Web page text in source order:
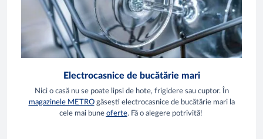
Electrocasnice de bucătărie mari
Nici o casă nu se poate lipsi de hote, frigidere sau cuptor. În
magazinele METROgăsești electrocasnice de bucătărie mari la
cele mai bune oferte. Fă o alegere potrivită!